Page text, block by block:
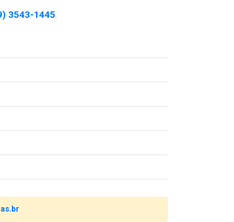
3543-1445.